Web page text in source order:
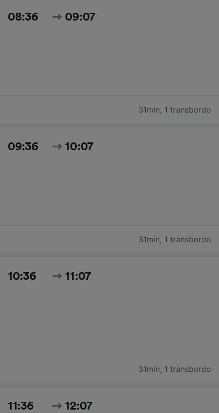
08:36 09:07
31min, 1 transbordo
09:36 10:07
31min, 1 transbordo
10:36 11:07
31min, 1 transbordo
11:36 12:07